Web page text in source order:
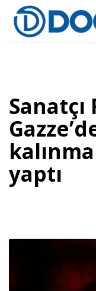
Sanatçı
yaptı